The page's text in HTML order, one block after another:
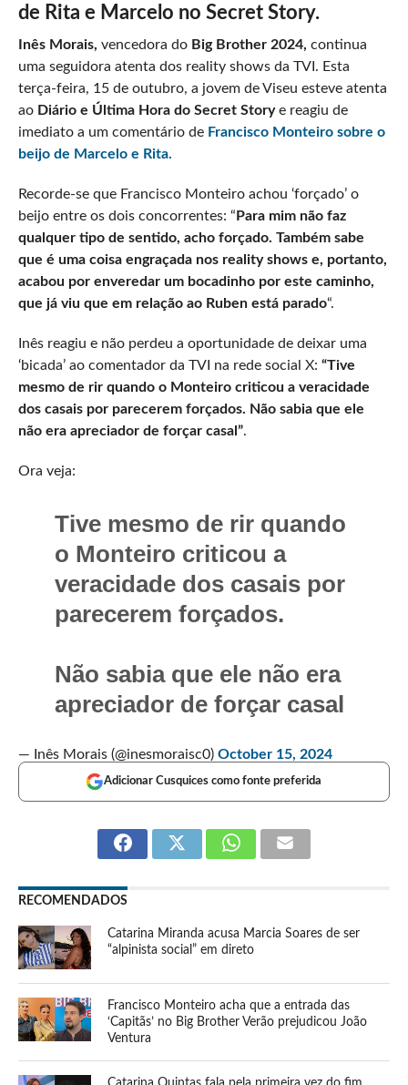
de Rita e Marcelo no Secret Story.
Inês Morais, vencedora do Big Brother 2024, continua
uma seguidora atenta dos reality shows da TVI. Esta
terça-feira, 15 de outubro, a jovem de Viseu esteve atenta
aoDiário e Última Hora do Secret Storye reagiu de
imediato a um comentário de Francisco Monteiro sobre o
beijo de Marcelo e Rita.
Recorde-se que Francisco Monteiro achou ‘forçado’ o
beijo entre os dois concorrentes: “ Para mim não faz
qualquer tipo de sentido, acho forçado. Também sabe
que é uma coisa engraçada nos reality shows e, portanto,
acabou por enveredar um bocadinho por este caminho,
que já viu que em relação ao Ruben está parado“.
Inês reagiu e não perdeu a oportunidade de deixar uma
‘bicada’ ao comentador da TVI na rede social X: “Tive
mesmo de rir quando o Monteiro criticou a veracidade
dos casais por parecerem forçados. Não sabia que ele
não era apreciador de forçar casal”.
Ora veja:
Tive mesmo de rir quando
o Monteiro criticou a
veracidade dos casais por
parecerem forçados.
Não sabia que ele não era
apreciador de forçar casal
— Inês Morais (@inesmoraisc0) October 15, 2024
Adicionar Cusquices como fonte preferida
RECOMENDADOS
Catarina Miranda acusa Marcia Soares de ser
“alpinista social” em direto
Francisco Monteiro acha que a entrada das
‘Capitãs’ no Big Brother Verão prejudicou João
Ventura